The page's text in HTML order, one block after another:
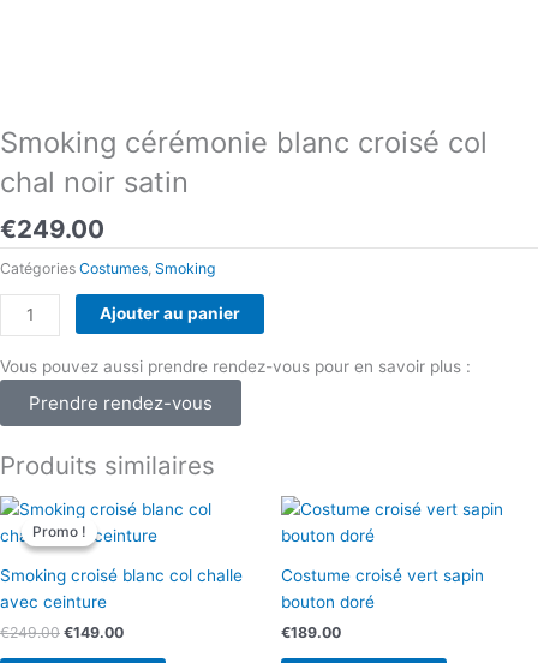
Smoking cérémonie blanc croisé col
chal noir satin
€249.00
Catégories Costumes Smoking
quantité
de
Smoking
cérémonie
blanc
col
noir
satin
Ajouter au panier
Vous pouvez aussi prendre rendez-vous pour en savoir plus :
Prendre rendez-vous
Produits similaires
Promo !
Promo !
Smoking croisé blanc col challe
avec ceinture
€249.00
Le
prix
initial
€249.00.
€149.00
Le
actuel
€149.00.
Costume croisé vert sapin
bouton doré
€189.00